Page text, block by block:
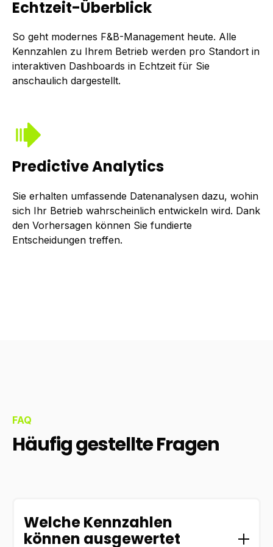
Echtzeit-Überblick
So geht modernes F&B-Management heute. Alle
Kennzahlen zu Ihrem Betrieb werden pro Standort in
interaktiven Dashboards in Echtzeit für Sie
anschaulich dargestellt.
Predictive Analytics
Sie erhalten umfassende Datenanalysen dazu, wohin
sich Ihr Betrieb wahrscheinlich entwickeln wird. Dank
den Vorhersagen können Sie fundierte
Entscheidungen treffen.
FAQ
Häufig gestellte Fragen
Welche Kennzahlen
können ausgewertet